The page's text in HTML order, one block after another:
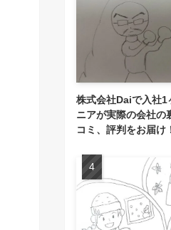
株式会社Daiで入社1
ニアが実際の会社の
コミ、評判をお届け